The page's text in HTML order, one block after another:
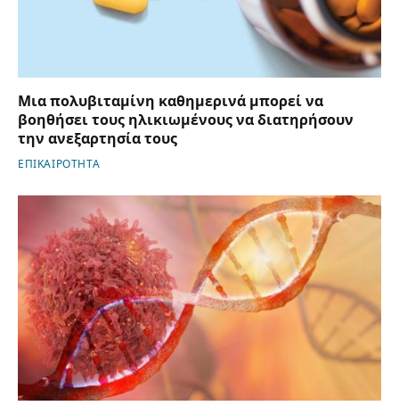
Μια πολυβιταμίνη καθημερινά μπορεί να
βοηθήσει τους ηλικιωμένους να διατηρήσουν
την ανεξαρτησία τους
ΕΠΙΚΑΙΡΟΤΗΤΑ